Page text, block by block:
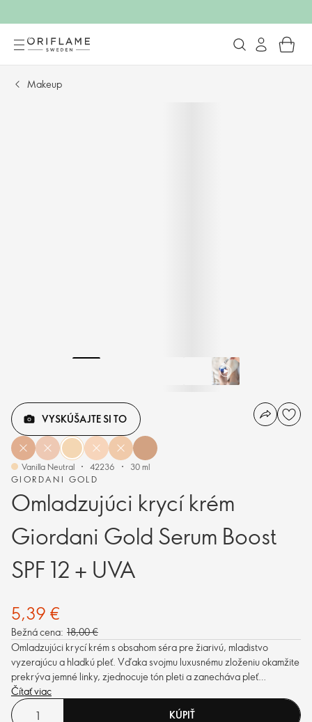
Makeup
GIORDANI GOLD
Omladzujúci krycí krém
Giordani Gold Serum Boost
SPF 12 + UVA
VYSKÚŠAJTE SI TO
Vanilla Neutral 42236 30 ml
5,39 €
Bežná cena: 18,00 €
Omladzujúci krycí krém s obsahom séra pre žiarivú, mladistvo
vyzerajúcu a hladkú pleť. Vďaka svojmu luxusnému zloženiu okamžite
prekrýva jemné linky, zjednocuje tón pleti a zanecháva pleť
prirodzene krásnu.
Čítať viac
KÚPIŤ